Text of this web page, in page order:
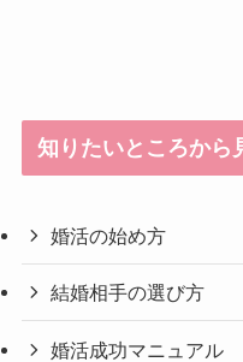
知りたいところから
婚活の始め方
結婚相手の選び方
婚活成功マニュアル